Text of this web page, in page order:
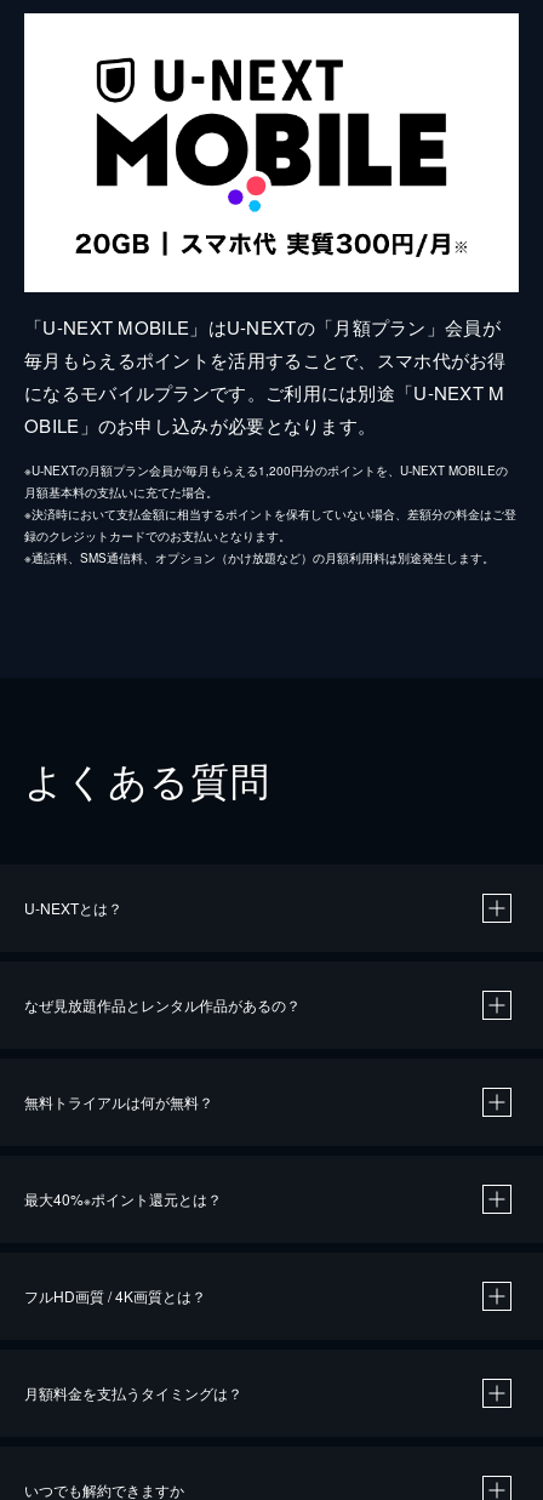
「U-NEXT MOBILE」はU-NEXTの「月額プラン」会員が
毎月もらえるポイントを活用することで、スマホ代がお得
になるモバイルプランです。ご利用には別途「U-NEXT M
OBILE」のお申し込みが必要となります。
※U-NEXTの月額プラン会員が毎月もらえる1,200円分のポイントを、U-NEXT MOBILEの
月額基本料の支払いに充てた場合。
※決済時において支払金額に相当するポイントを保有していない場合、差額分の料金はご登
録のクレジットカードでのお支払いとなります。
※通話料、SMS通信料、オプション（かけ放題など）の月額利用料は別途発生します。
よくある質問
U-NEXTとは？
なぜ見放題作品とレンタル作品があるの？
無料トライアルは何が無料？
最大40%※ポイント還元とは？
※40％ポイント還元の対象は、クレジットカード決済による作品の購入 / レンタルです。
iOSアプリのUコイン決済による作品の購入 / レンタルは、20％のポイント還元です。
フルHD画質 / 4K画質とは？
月額料金を支払うタイミングは？
いつでも解約できますか